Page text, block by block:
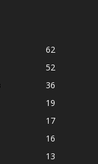
62
52
36
19
17
16
13